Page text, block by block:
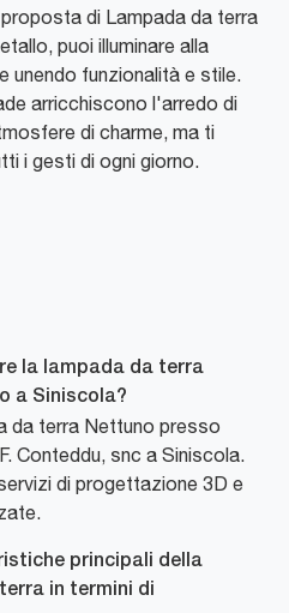
di Lampada da terra
puoi illuminare alla
unendo funzionalità e stile.
arricchiscono l'arredo di
di charme, ma ti
i gesti di ogni giorno.
la lampada da terra
a Siniscola?
da terra Nettuno presso
Conteddu, snc a Siniscola.
di progettazione 3D e
principali della
in termini di